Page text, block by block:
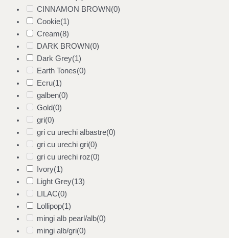
CINNAMON BROWN(0)
Cookie(1)
Cream(8)
DARK BROWN(0)
Dark Grey(1)
Earth Tones(0)
Ecru(1)
galben(0)
Gold(0)
gri(0)
gri cu urechi albastre(0)
gri cu urechi gri(0)
gri cu urechi roz(0)
Ivory(1)
Light Grey(13)
LILAC(0)
Lollipop(1)
mingi alb pearl/alb(0)
mingi alb/gri(0)